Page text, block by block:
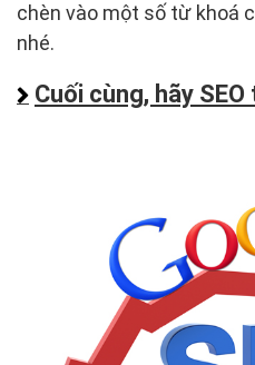
chèn vào một số từ khoá
nhé.
Cuối cùng, hãy